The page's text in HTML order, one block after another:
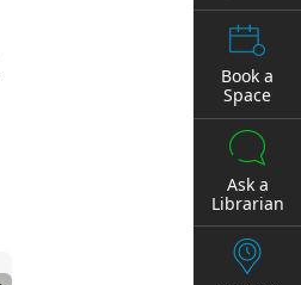
Book a
Space
Ask a
Librarian